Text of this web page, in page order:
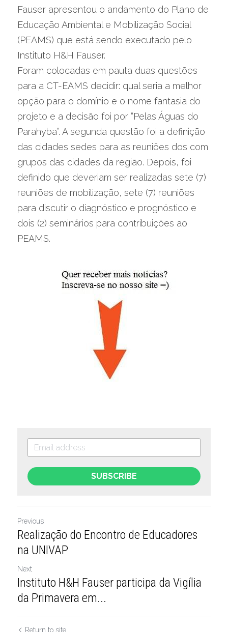
Fauser apresentou o andamento do Plano de
Educação Ambiental e Mobilização Social
(PEAMS) que está sendo executado pelo
Instituto H&H Fauser.
Foram colocadas em pauta duas questões
para a CT-EAMS decidir: qual seria a melhor
opção para o domínio e o nome fantasia do
projeto e a decisão foi por “Pelas Águas do
Parahyba”. A segunda questão foi a definição
das cidades sedes para as reuniões dos com
grupos das cidades da região. Depois, foi
definido que deveriam ser realizadas sete (7)
reuniões de mobilização, sete (7) reuniões
para discutir o diagnóstico e prognóstico e
dois (2) seminários para contribuições ao
PEAMS.
SUBSCRIBE
Previous
Realização do Encontro de Educadores
na UNIVAP
Next
Instituto H&H Fauser participa da Vigília
da Primavera em...
Return to site